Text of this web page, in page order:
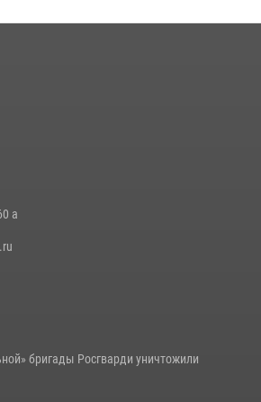
с участницами военно-исторических
области
а
бригады Росгварди уничтожили